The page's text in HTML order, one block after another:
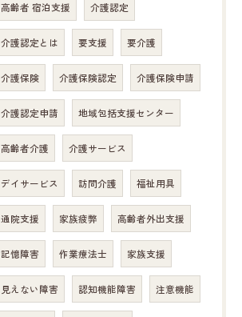
高齢者 宿泊支援 介護認定
介護認定とは 要支援 要介護
介護保険 介護保険認定 介護保険申請
介護認定申請 地域包括支援センター
高齢者介護 介護サービス
デイサービス 訪問介護 福祉用具
通院支援 家族疲弊 高齢者外出支援
記憶障害 作業療法士 家族支援
見えない障害 認知機能障害 注意機能
お問い合わせはこちら